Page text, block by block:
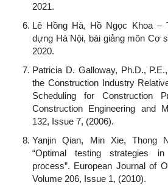
2021.
Lê Hồng Hà, Hồ Ngọc Khoa
dựng Hà Nội, bài giảng môn Cơ
2020.
Patricia D. Galloway, Ph.D.,
the Construction Industry
Scheduling for Construction
Construction Engineering and
132, Issue 7, (2006).
Yanjin Qian, Min Xie, Thong
“Optimal testing strategies
process”. European Journal of
Volume 206, Issue 1, (2010).